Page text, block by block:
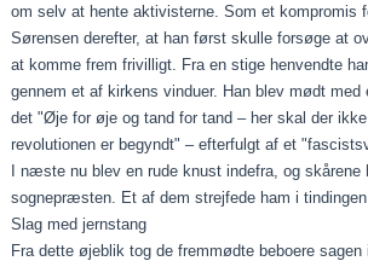
om selv at hente aktivisterne. Som et kompromis
Sørensen derefter, at han først skulle forsøge at
at komme frem frivilligt. Fra en stige henvendte
gennem et af kirkens vinduer. Han blev mødt
det "Øje for øje og tand for tand – her skal der ikke
revolutionen er begyndt" – efterfulgt af et
I næste nu blev en rude knust indefra, og skårene
sognepræsten. Et af dem strejfede ham i tindingen
Slag med jernstang
Fra dette øjeblik tog de fremmødte beboere sagen